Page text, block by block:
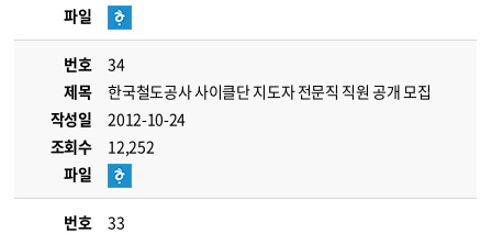
파일
번호
34
제목
한국철도공사 사이클단 지도자 전문직 직원 공개 모집
작성일
2012-10-24
조회수
12,252
파일
번호
33